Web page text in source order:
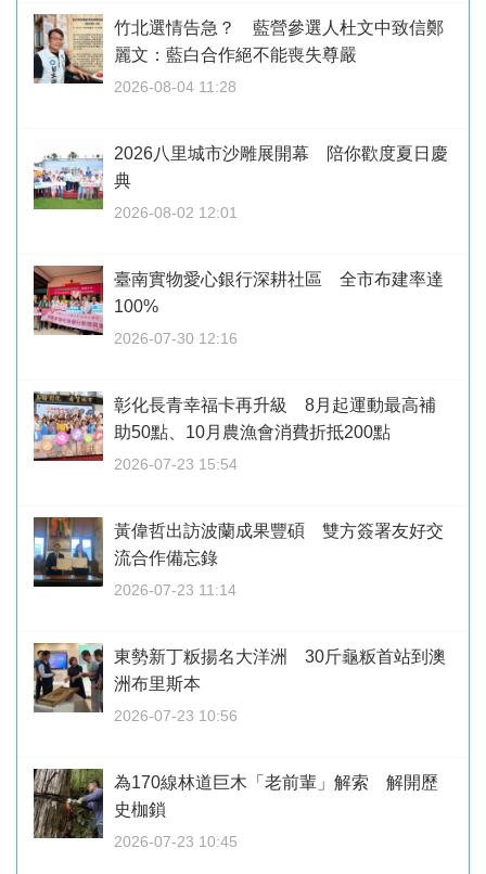
竹北選情告急？ 藍營參選人杜文中致信鄭
麗文：藍白合作絕不能喪失尊嚴
2026-08-04 11:28
2026八里城市沙雕展開幕 陪你歡度夏日慶
典
2026-08-02 12:01
臺南實物愛心銀行深耕社區 全市布建率達
100%
2026-07-30 12:16
彰化長青幸福卡再升級 8月起運動最高補
助50點、10月農漁會消費折抵200點
2026-07-23 15:54
黃偉哲出訪波蘭成果豐碩 雙方簽署友好交
流合作備忘錄
2026-07-23 11:14
東勢新丁粄揚名大洋洲 30斤龜粄首站到澳
洲布里斯本
2026-07-23 10:56
為170線林道巨木「老前輩」解索 解開歷
史枷鎖
2026-07-23 10:45